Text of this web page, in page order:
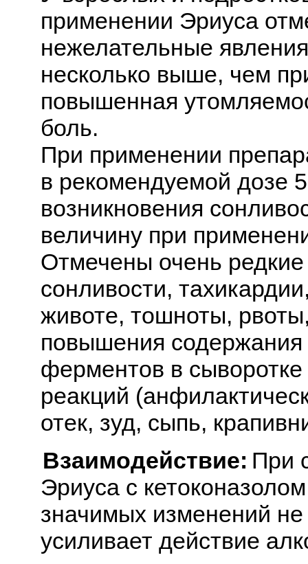
применении Эриуса
нежелательные
несколько выше, чем
повышенная
боль.
При применении
в рекомендуемой дозе 5
возникновения
величину при
Отмечены очень
сонливости,
животе, тошноты,
повышения
ферментов в сыворотке
реакций
отек, зуд, сыпь,
Взаимодействие: При
Эриуса с
значимых изменений
усиливает действие